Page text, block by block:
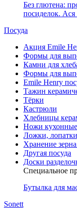
Без глютена:
посиделок.
Посуда
Акция Emile
Формы для
Камни для
Формы для
Emile Henry
Тажин
Тёрки
Кастрюли
Хлебницы
Ножи кухонные
Ложки,
Хранение
Другая посуда
Доски
Специальное
Бутылка для
Sonett